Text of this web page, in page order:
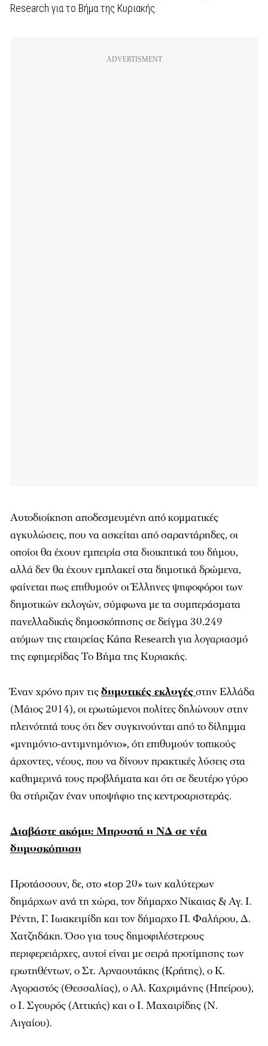
Research για το Βήμα της Κυριακής.
Αυτοδιοίκηση αποδεσμευμένη από κομματικές
αγκυλώσεις, που να ασκείται από σαραντάρηδες, οι
οποίοι θα έχουν εμπειρία στα διοικητικά του δήμου,
αλλά δεν θα έχουν εμπλακεί στα δημοτικά δρώμενα,
φαίνεται πως επιθυμούν οι Έλληνες ψηφοφόροι των
δημοτικών εκλογών, σύμφωνα με τα συμπεράσματα
πανελλαδικής δημοσκόπησης σε δείγμα 30.249
ατόμων της εταιρείας Κάπα Research για λογαριασμό
της εφημερίδαςΤο Βήμα της Κυριακής.
Έναν χρόνο πριν τιςδημοτικές εκλογέςστην Ελλάδα
(Μάιος 2014), οι ερωτώμενοι πολίτες δηλώνουν στην
πλεινότητά τους ότι δεν συγκινούνται από το δίλημμα
«μνημόνιο-αντιμνημόνιο», ότι επιθυμούν τοπικούς
άρχοντες, νέους, που να δίνουν πρακτικές λύσεις στα
καθημερινά τους προβλήματα και ότι σε δευτέρο γύρο
θα στήριζαν έναν υποψήφιο της κεντροαριστεράς.
Διαβάστε ακόμη: Μπροστά η ΝΔ σε νέα
δημοσκόπηση
Προτάσσουν, δε, στο «top 20» των καλύτερων
δημάρχων ανά τη χώρα, τον δήμαρχο Νίκαιας & Αγ. Ι.
Ρέντη, Γ. Ιωακειμίδη και τον δήμαρχο Π. Φαλήρου, Δ.
Χατζηδάκη. Όσο για τους δημοφιλέστερους
περιφερειάρχες, αυτοί είναι με σειρά προτίμησης των
ερωτηθέντων, ο Στ. Αρναουτάκης (Κρήτης), ο Κ.
Αγοραστός (Θεσσαλίας), ο Αλ. Καχριμάνης (Ηπείρου),
ο Ι. Σγουρός (Αττικής) και ο Ι. Μαχαιρίδης (Ν.
Αιγαίου).